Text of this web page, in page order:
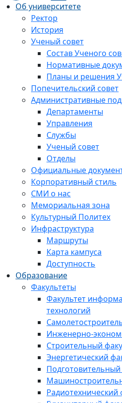
Об университете
Ректор
История
Ученый совет
Состав Ученого
Нормативные
Планы и решения
Попечительский совет
Административные
Департаменты
Управления
Службы
Ученый совет
Отделы
Официальные
Корпоративный стиль
СМИ о нас
Мемориальная зона
Культурный Политех
Инфраструктура
Маршруты
Карта кампуса
Доступность
Образование
Факультеты
Факультет
технологий
Инженерно-
Строительный
Энергетический
Подготовительный
Радиотехнический